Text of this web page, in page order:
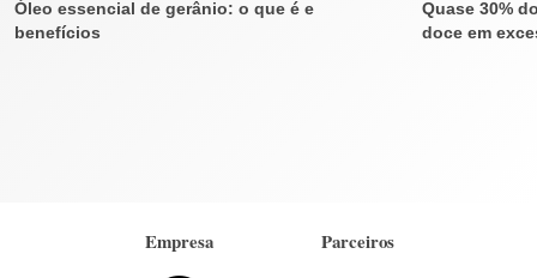
Óleo essencial de gerânio: o que é e
benefícios
Quase 30%
doce em
Empresa Parceiros